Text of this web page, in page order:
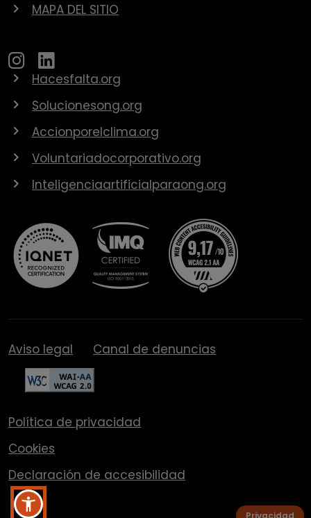
MAPA DEL SITIO
Hacesfalta.org
Solucionesong.org
Accionporelclima.org
Voluntariadocorporativo.org
Inteligenciaartificialparaong.org
Aviso legal Canal de denuncias
Política de privacidad
Cookies
Declaración de accesibilidad
Privacidad